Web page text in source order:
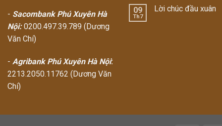
- Sacombank Phú Xuyên Hà
Nội:0200.497.39.789 (Dương
Văn Chí)
- Agribank Phú Xuyên Hà Nội:
2213.2050.11762 (Dương Văn
Chí)
09
Th7
Lời chúc đầu xuân